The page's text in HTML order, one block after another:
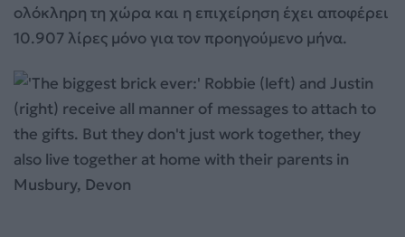
ολόκληρη τη χώρα και η επιχείρηση έχει αποφέρει
10.907 λίρες μόνο για τον προηγούμενο μήνα.